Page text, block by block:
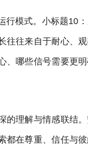
行模式。小标题10
往往来自于耐心、
、哪些信号需要更
的理解与情感联结
都在尊重、信任与